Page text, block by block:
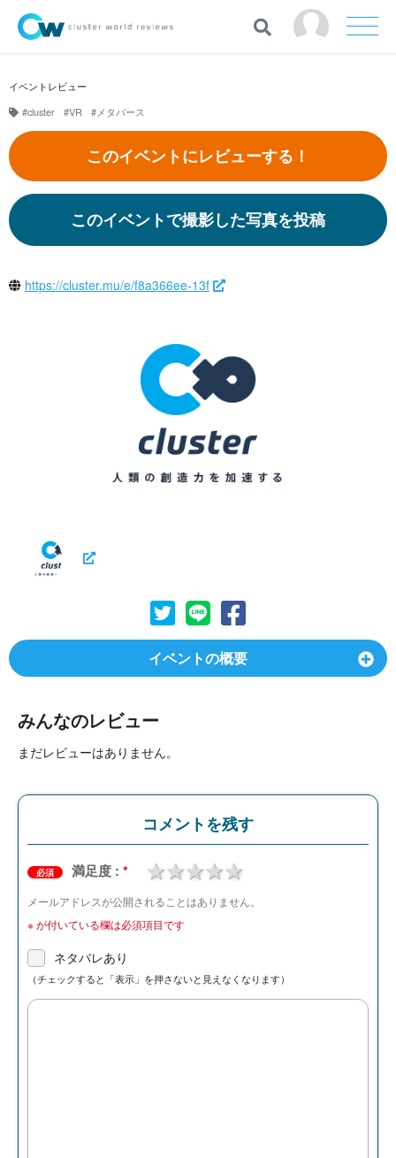
イベントレビュー
#cluster
#VR #メタバース
このイベントにレビューする！
このイベントで撮影した写真を投稿
https://cluster.mu/e/f8a366ee-13f
イベントの概要
みんなのレビュー
まだレビューはありません。
コメントを残す
必須 満足度 : * 4 stars
3 stars
2 stars
1 star
メールアドレスが公開されることはありません。
※が付いている欄は必須項目です
ネタバレあり
（チェックすると「表示」を押さないと見えなくなります）